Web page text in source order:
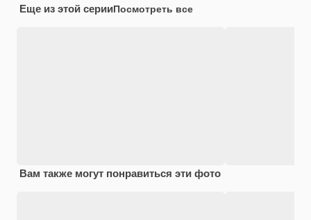
Еще из этой серииПосмотреть все
Вам также могут понравиться эти фото